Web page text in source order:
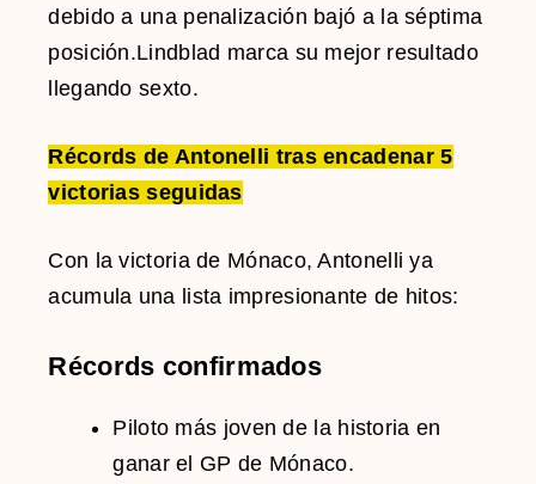
debido a una penalización bajó a la séptima
posición.Lindblad marca su mejor resultado
llegando sexto.
Récords de Antonelli tras encadenar 5
victorias seguidas
Con la victoria de Mónaco, Antonelli ya
acumula una lista impresionante de hitos:
Récords confirmados
Piloto más joven de la historia en
ganar el GP de Mónaco.